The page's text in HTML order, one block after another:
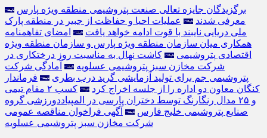
برگزیدگان جایزه تعالی صنعت پتروشیمی منطقه ویژه پارس
معرفی شدند
عملیات احیا و حفاظت از جبیر در منطقه پارک
ملی دریایی نایبند با قوت ادامه خواهد یافت
امضای تفاهمنامه
همکاری میان سازمان منطقه ویژه پارس و سازمان منطقه ویژه
اقتصادی پتروشیمی
کاشت نهال به مناسبت روز درختکاری در
شرکت مخازن سبز پتروشیمی عسلویه
آمادگی شرکت
پتروشیمی جم برای تولید آزمایشی گرید درب بطری
فرماندار
کنگان معاون دو اداره را از جلسه اخراج کرد
کسب ۲ مقام تیمی
و ۲۵ مدال رنگارنگ توسط دختران پارسی در المپیاددورزشی گروه
صنایع پتروشیمی خلیج فارس
آگهی فراخوان مناقصه عمومی
شرکت مخازن سبز پتروشیمی عسلویه